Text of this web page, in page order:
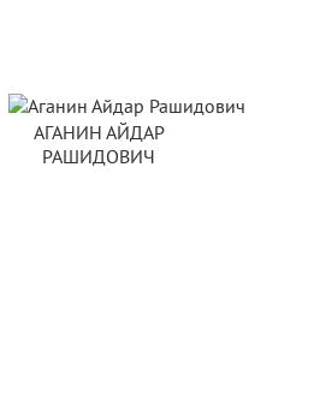
АГАНИН АЙДАР
РАШИДОВИЧ